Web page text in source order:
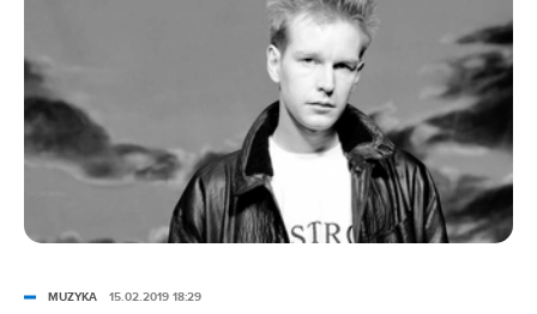
MUZYKA 15.02.2019 18:29